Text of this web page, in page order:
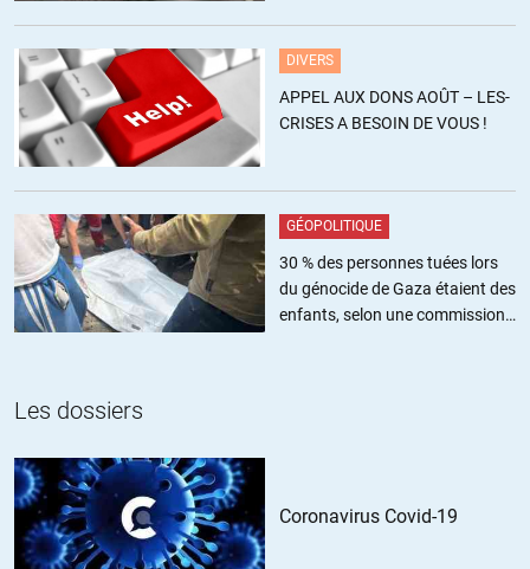
Et encore, il faut considérer les « riches » . . . français. Avec 3.000 €
vous êtes dans les très riches . . . mondiaux. probablement le top
1% ! Avec le Smic on doit être dans le top 10 mondial
C’est pourquoi, notre richesse n’est pas généralisable et qu’il faut
envisager autre chose avant qu’il ne soit trop tard.
ALERTER
yoananda// 09.09.2013 à 23h52
Armand//09.09.2013 à 17h06
DIVERS
APPEL AUX DONS AOÛT – LES-
CRISES A BESOIN DE VOUS !
GÉOPOLITIQUE
30 % des personnes tuées lors
du génocide de Gaza étaient des
enfants, selon une commission
Les dossiers
Coronavirus Covid-19